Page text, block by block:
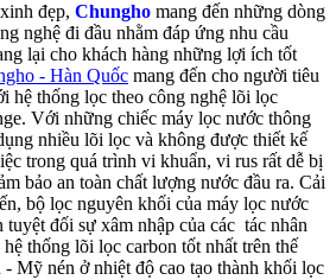
đẹp, Chungho mang đến những dòng
nghệ đi đầu nhằm đáp ứng nhu cầu
lại cho khách hàng những lợi ích tốt
- Hàn Quốc mang đến cho người tiêu
hệ thống lọc theo công nghệ lõi lọc
Với những chiếc máy lọc nước thông
nhiều lõi lọc và không được thiết kế
trong quá trình vi khuẩn, vi rus rất dễ bị
bảo an toàn chất lượng nước đầu ra. Cải
bộ lọc nguyên khối của máy lọc nước
đối sự xâm nhập của các tác nhân
thống lõi lọc carbon tốt nhất trên thế
- Mỹ nén ở nhiệt độ cao tạo thành khối lọc